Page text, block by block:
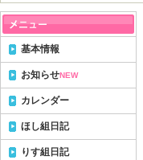
基本情報
お知らせNEW
カレンダー
ほし組日記
りす組日記